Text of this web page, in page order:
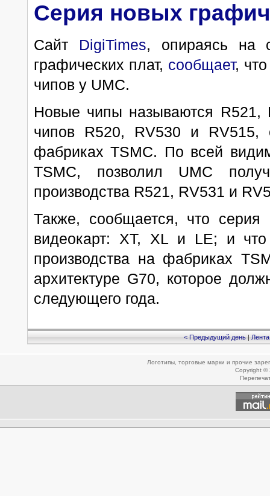
Серия новых
Сайт DigiTimes, опираясь на
графических плат, сообщает,
чипов у UMC.
Новые чипы называются R521,
чипов R520, RV530 и RV515,
фабриках TSMC. По всей
TSMC, позволил UMC
производства R521, RV531 и
Также, сообщается, что серия
видеокарт: XT, XL и LE; и что
производства на фабриках
архитектуре G70, которое
следующего года.
< Предыдущий день Лента
Логотипы, торговые марки и прочие
Copyright ©